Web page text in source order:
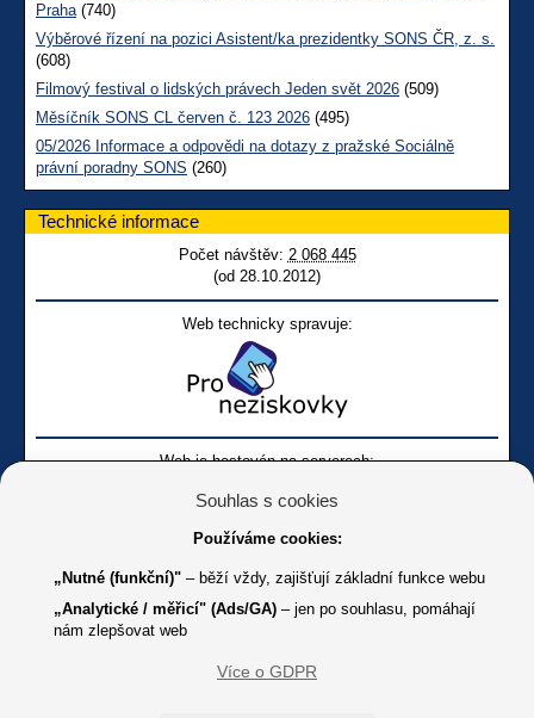
Praha(740)
Výběrové řízení na pozici Asistent/ka prezidentky SONS ČR, z. s.
(608)
Filmový festival o lidských právech Jeden svět 2026 (509)
Měsíčník SONS CL červen č. 123 2026 (495)
05/2026 Informace a odpovědi na dotazy z pražské Sociálně
právní poradny SONS (260)
Technické informace
Počet návštěv: 2 068 445
(od 28.10.2012)
Web technicky spravuje:
Web je hostován na serverech:
Online
Youtube SONS
Souhlas s cookies
Používáme cookies:
„Nutné (funkční)" – běží vždy, zajišťují základní funkce webu
„Analytické / měřicí" (Ads/GA) – jen po souhlasu, pomáhají
nám zlepšovat web
Více o GDPR